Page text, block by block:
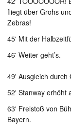
fliegt über Grohs
Zebras!
45' Mit der
46' Weiter geht’s.
49' Ausgleich durch
52' Stanway erhöht
63' Freistoß von
Bayern.